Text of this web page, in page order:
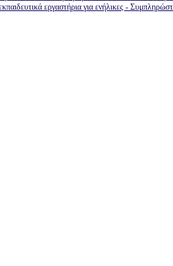
εργαστήρια για ενήλικες -